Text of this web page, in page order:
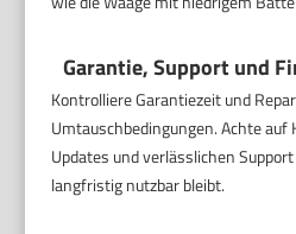
Garantie, Support und
Kontrolliere Garantiezeit und
Umtauschbedingungen. Achte
Updates und verlässlichen
langfristig nutzbar bleibt.